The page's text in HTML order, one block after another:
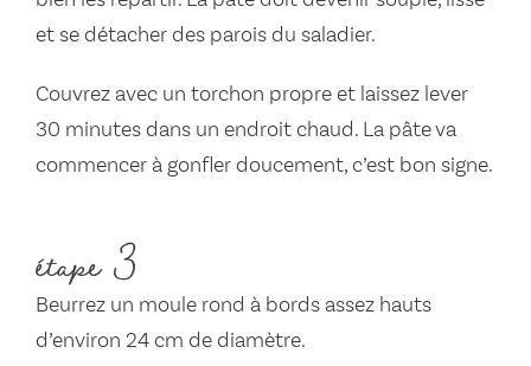
et se détacher des parois du saladier.
Couvrez avec un torchon propre et laissez lever
30 minutes dans un endroit chaud. La pâte va
commencer à gonfler doucement, c’est bon signe.
étape 3
Beurrez un moule rond à bords assez hauts
d’environ 24 cm de diamètre.